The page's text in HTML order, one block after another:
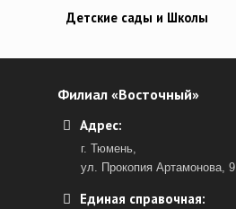
Детские сады и Школы
Филиал «Восточный»
Адрес:
г. Тюмень,
ул. Прокопия Артамонова, 9
Единая справочная: